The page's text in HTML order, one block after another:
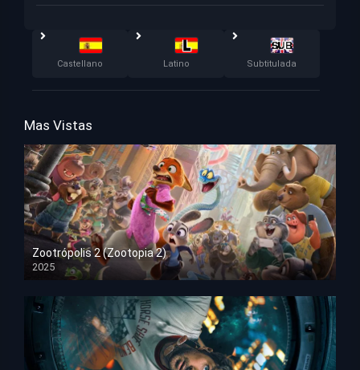
Castellano Latino Subtitulada
Mas Vistas
Zootrópolis 2 (Zootopia 2)
2025
HD 1080p